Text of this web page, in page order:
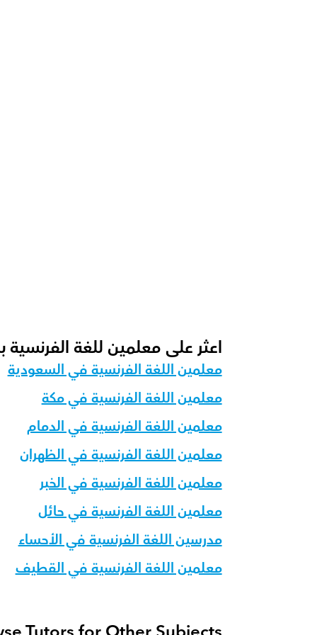
اعثر على معلمين للغة
معلمين اللغة الفرنسية في السعودية
معلمين اللغة الفرنسية في مكة
معلمين اللغة الفرنسية في الدمام
معلمين اللغة الفرنسية في الظهران
معلمين اللغة الفرنسية في الخبر
معلمين اللغة الفرنسية في حائل
مدرسين اللغة الفرنسية في الأحساء
معلمين اللغة الفرنسية في القطيف